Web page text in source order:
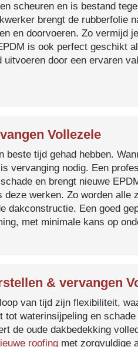
scheuren en is bestand
brengt de rubberfolie
en doorvoeren. Zo vermijd
is ook perfect geschikt
door een ervaren
Vollezele
beste tijd gehad hebben.
vervanging nodig. Een
en brengt nieuwe
werken. Zo worden alle
dakconstructie. Een goed
met minimale kans op
& vervangen
van tijd zijn flexibiliteit,
tot waterinsijpeling en
de oude dakbedekking
roofing met zorgvuldige